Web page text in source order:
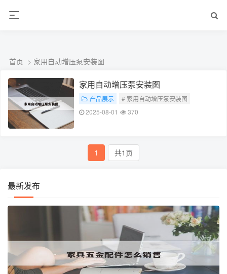
材经营部
首页 > 家用自动增压泵安装图
家用自动增压泵安装图
产品展示
# 家用自动增压泵安装图
2025-08-01
370
1 共1页
最新发布